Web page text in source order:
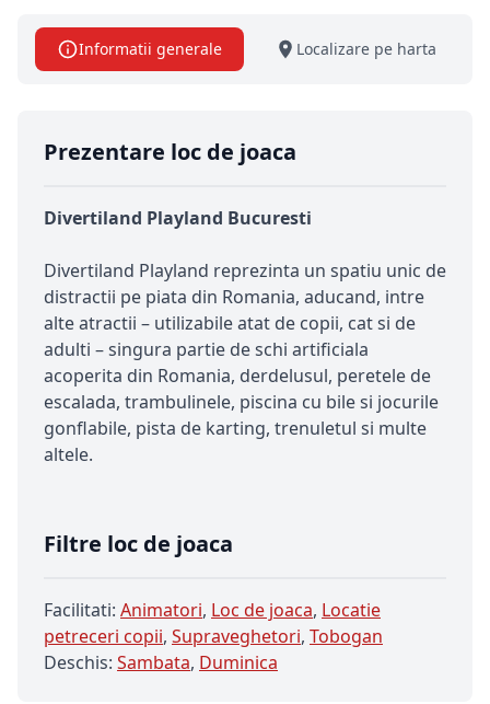
Informatii generale Localizare pe harta
Prezentare loc de joaca
Divertiland Playland Bucuresti
Divertiland Playland reprezinta un spatiu unic de
distractii pe piata din Romania, aducand, intre
alte atractii – utilizabile atat de copii, cat si de
adulti – singura partie de schi artificiala
acoperita din Romania, derdelusul, peretele de
escalada, trambulinele, piscina cu bile si jocurile
gonflabile, pista de karting, trenuletul si multe
altele.
Filtre loc de joaca
Facilitati: Animatori, Loc de joaca, Locatie
petreceri copii, Supraveghetori, Tobogan
Deschis: Sambata, Duminica